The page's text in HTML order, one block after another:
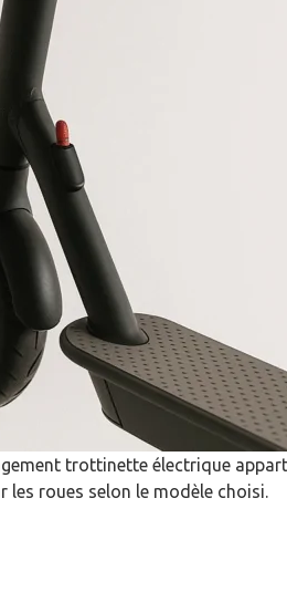
trottinette électrique
roues selon le modèle choisi.